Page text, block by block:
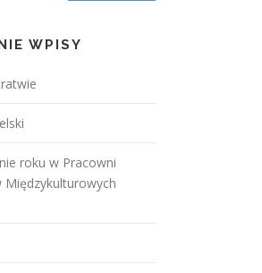
WPISY
roku w Pracowni
Międzykulturowych